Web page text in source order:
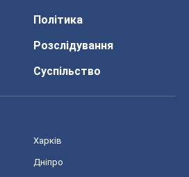
Політика
Розслідування
Суспільство
Харків
Дніпро